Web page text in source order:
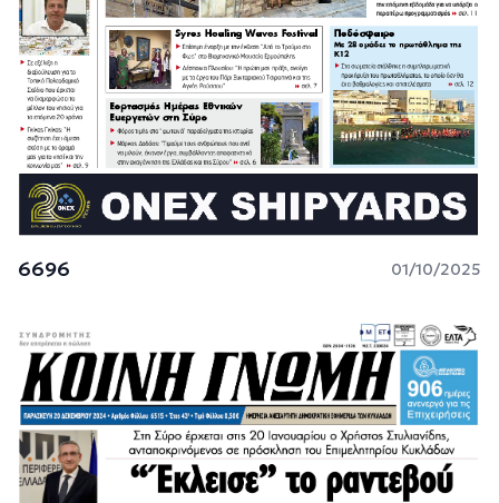
6696 01/10/2025